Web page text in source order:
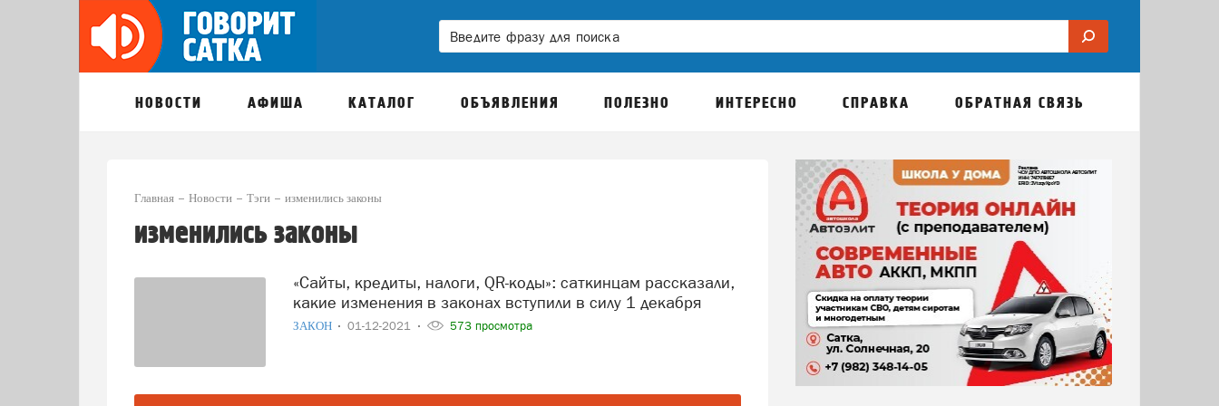
НОВОСТИ АФИША КАТАЛОГ ОБЪЯВЛЕНИЯ ПОЛЕЗНО ИНТЕРЕСНО СПРАВКА ОБРАТНАЯ СВЯЗЬ
Главная Новости Тэги изменились законы
изменились законы
«Сайты, кредиты, налоги, QR-коды»: саткинцам рассказали,
какие изменения в законах вступили в силу 1 декабря
ЗАКОН 01-12-2021 573 просмотра